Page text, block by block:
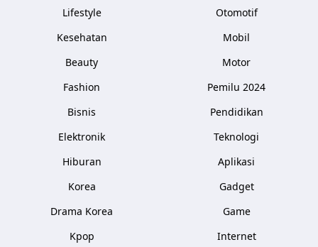
Lifestyle
Kesehatan
Beauty
Fashion
Bisnis
Elektronik
Hiburan
Korea
Drama Korea
Kpop
Otomotif
Mobil
Motor
Pemilu 2024
Pendidikan
Teknologi
Aplikasi
Gadget
Game
Internet